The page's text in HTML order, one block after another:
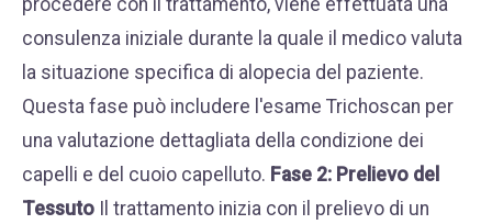
procedere con il trattamento, viene effettuata una
consulenza iniziale durante la quale il medico valuta
la situazione specifica di alopecia del paziente.
Questa fase può includere l'esame Trichoscan per
una valutazione dettagliata della condizione dei
capelli e del cuoio capelluto. Fase 2: Prelievo del
Tessuto
Il trattamento inizia con il prelievo di un